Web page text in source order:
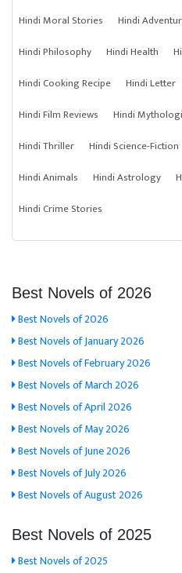
Hindi Moral Stories
Hindi
Hindi Philosophy
Hindi Health
Hindi Cooking Recipe
Hindi Letter
Hindi Film Reviews
Hindi
Hindi Thriller
Hindi Science-Fiction
Hindi Animals
Hindi Astrology
Hindi Crime Stories
Best Novels of 2026
Best Novels of 2026
Best Novels of January 2026
Best Novels of February 2026
Best Novels of March 2026
Best Novels of April 2026
Best Novels of May 2026
Best Novels of June 2026
Best Novels of July 2026
Best Novels of August 2026
Best Novels of 2025
Best Novels of 2025